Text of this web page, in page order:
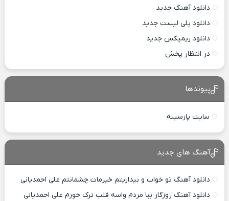
دانلود آهنگ جدید
دانلود پلی لیست جدید
دانلود ریمیکس جدید
در انتظار پخش
پیوندها
سایت پارسینه
آهنگ های جدید
دانلود آهنگ تو خواب و بیداریتم خیرمات چشمانتم علی احمدیانی
دانلود آهنگ روزگار بیا مردم واسه قلب ترک خورم علی احمدیانی